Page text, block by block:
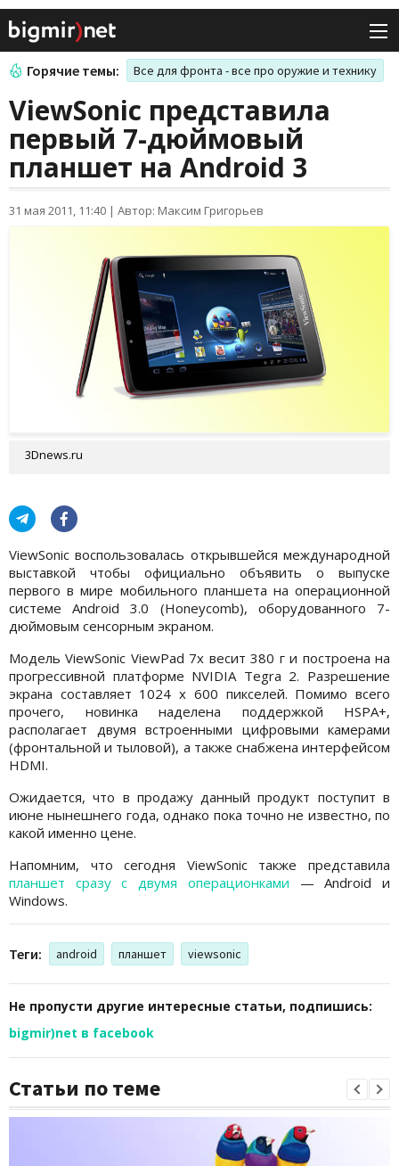
Горячие темы: Все для фронта - все про оружие и технику
ViewSonic представила
первый 7-дюймовый
планшет на Android 3
31 мая 2011, 11:40 | Автор: Максим Григорьев
3Dnews.ru
ViewSonic воспользовалась открывшейся международной
выставкой чтобы официально объявить о выпуске
первого в мире мобильного планшета на операционной
системе Android 3.0 (Honeycomb), оборудованного 7-
дюймовым сенсорным экраном.
Модель ViewSonic ViewPad 7x весит 380 г и построена на
прогрессивной платформе NVIDIA Tegra 2. Разрешение
экрана составляет 1024 x 600 пикселей. Помимо всего
прочего, новинка наделена поддержкой HSPA+,
располагает двумя встроенными цифровыми камерами
(фронтальной и тыловой), а также снабжена интерфейсом
HDMI.
Ожидается, что в продажу данный продукт поступит в
июне нынешнего года, однако пока точно не известно, по
какой именно цене.
Напомним, что сегодня ViewSonic также представила
планшет сразу с двумя операционками — Android и
Windows.
Теги: android планшет viewsonic
Не пропусти другие интересные статьи, подпишись:
bigmir)net в facebook
Статьи по теме